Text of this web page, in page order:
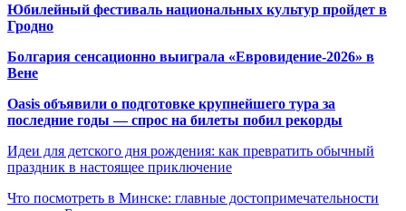
Юбилейный фестиваль национальных культур пройдет в
Гродно
Болгария сенсационно выиграла «Евровидение-2026» в
Вене
Oasis объявили о подготовке крупнейшего тура за
последние годы — спрос на билеты побил рекорды
Идеи для детского дня рождения: как превратить обычный
праздник в настоящее приключение
Что посмотреть в Минске: главные достопримечательности